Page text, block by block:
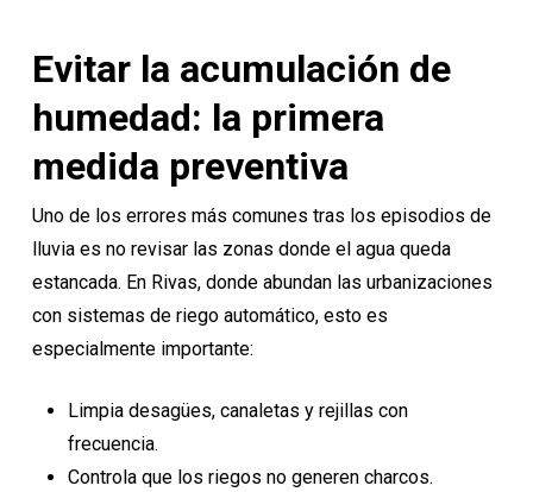
Evitar la acumulación de
humedad: la primera
medida preventiva
Uno de los errores más comunes tras los episodios de
lluvia es no revisar las zonas donde el agua queda
estancada. En Rivas, donde abundan las urbanizaciones
con sistemas de riego automático, esto es
especialmente importante:
Limpia desagües, canaletas y rejillas con
frecuencia.
Controla que los riegos no generen charcos.